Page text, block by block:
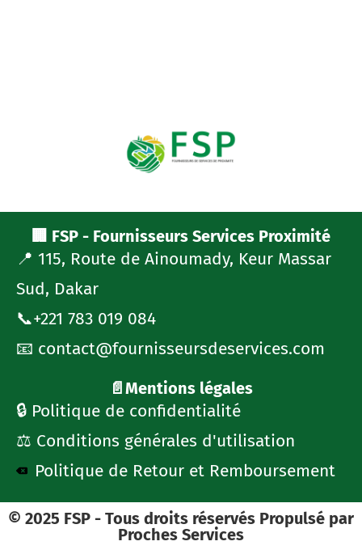
🏢 FSP - Fournisseurs Services Proximité
📍 115, Route de Ainoumady, Keur Massar
Sud, Dakar
📞+221 783 019 084
📧 contact@fournisseursdeservices.com
📄Mentions légales
🔒 Politique de confidentialité
⚖️ Conditions générales d'utilisation
Politique de Retour et Remboursement
© 2025 FSP - Tous droits réservés Propulsé par
Proches Services